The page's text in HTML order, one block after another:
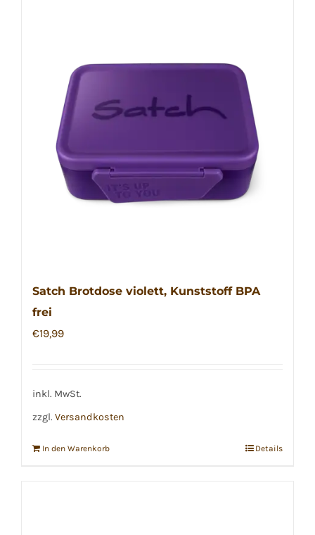
Satch Brotdose violett, Kunststoff BPA
frei
€19,99
inkl. MwSt.
zzgl. Versandkosten
In den Warenkorb Details